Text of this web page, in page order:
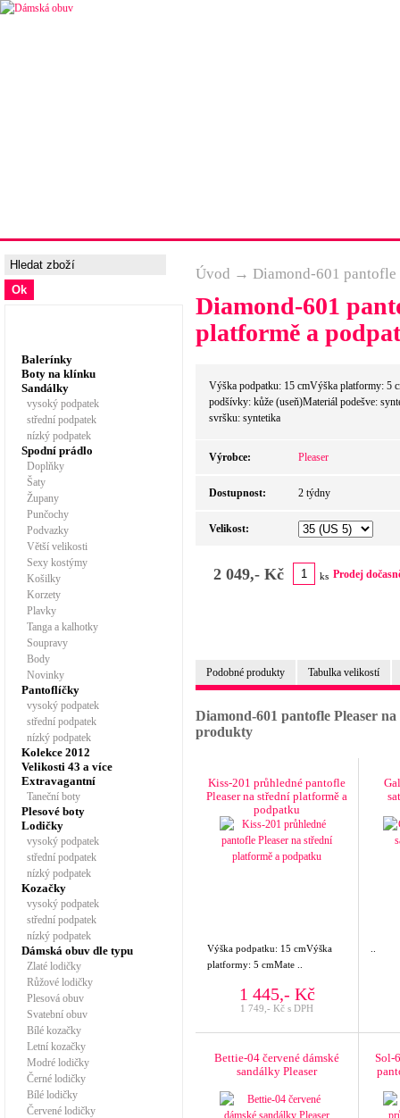
Balerínky
Boty na klínku
Sandálky
vysoký podpatek
střední podpatek
nízký podpatek
Spodní prádlo
Doplňky
Šaty
Župany
Punčochy
Podvazky
Větší velikosti
Sexy kostýmy
Košilky
Korzety
Plavky
Tanga a kalhotky
Soupravy
Body
Novinky
Pantoflíčky
vysoký podpatek
střední podpatek
nízký podpatek
Kolekce 2012
Velikosti 43 a více
Extravagantní
Taneční boty
Plesové boty
Lodičky
vysoký podpatek
střední podpatek
nízký podpatek
Kozačky
vysoký podpatek
střední podpatek
nízký podpatek
Dámská obuv dle typu
Zlaté lodičky
Růžové lodičky
Plesová obuv
Svatební obuv
Bílé kozačky
Letní kozačky
Modré lodičky
Černé lodičky
Bílé lodičky
Červené lodičky
Úvod → Diamond-601 pantofle
Diamond-601
platformě a
Výška podpatku: 15 cmVýška platformy: 5
podšívky: kůže (useň)Materiál podešve:
svršku: syntetika
Výrobce: Pleaser
Dostupnost: 2 týdny
Velikost:
2 049,- Kč ks Prodej
Podobné produkty Tabulka velikostí
Diamond-601 pantofle Pleaser
produkty
Kiss-201 průhledné pantofle
Pleaser na střední platformě a
podpatku
Výška podpatku: 15 cmVýška
platformy: 5 cmMate ..
1 445,- Kč
1 749,- Kč s DPH
Bettie-04 červené dámské
sandálky Pleaser
Sol-